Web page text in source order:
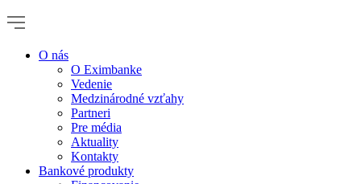
O nás
O Eximbanke
Vedenie
Medzinárodné vzťahy
Partneri
Pre média
Aktuality
Kontakty
Bankové produkty